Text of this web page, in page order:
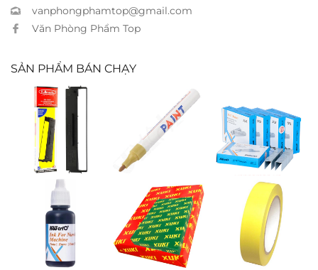
vanphongphamtop@gmail.com
Văn Phòng Phẩm Top
SẢN PHẨM BÁN CHẠY
Ruban
Fullmark LQ310
Bút sơn Toyo
vàng
Kim bấm
Kwtrio 23/17
Mực dấu Kwtrio
đen
Giấy Xuki A5 70
Băng keo si
vàng 3.6cm